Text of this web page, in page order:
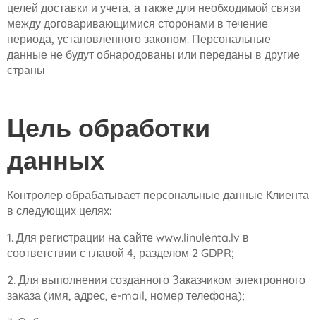
целей доставки и учета, а также для необходимой связи
между договаривающимися сторонами в течение
периода, установленного законом. Персональные
данные не будут обнародованы или переданы в другие
страны
Цель обработки
данных
Контролер обрабатывает персональные данные Клиента
в следующих целях:
1. Для регистрации на сайте www.linulenta.lv в
соответствии с главой 4, разделом 2 GDPR;
2. Для выполнения созданного Заказчиком электронного
заказа (имя, адрес, e-mail, номер телефона);